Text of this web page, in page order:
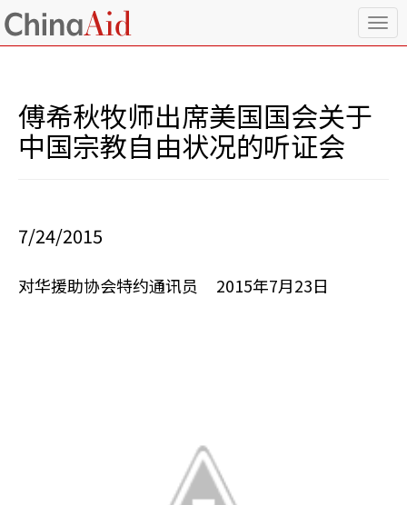
T
o
傅希秋牧师出席美国国会关于
中国宗教自由状况的听证会
7/24/2015
对华援助协会特约通讯员 2015年7月23日